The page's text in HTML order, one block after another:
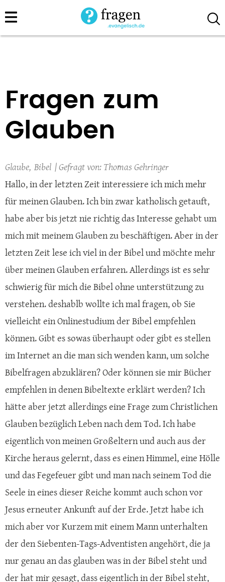
Direkt
zum
Fragen zum
Glauben
Glaube Bibel
Thomas Gehringer
Hallo, in der letzten Zeit interessiere ich mich mehr
für meinen Glauben. Ich bin zwar katholisch getauft,
habe aber bis jetzt nie richtig das Interesse gehabt um
mich mit meinem Glauben zu beschäftigen. Aber in der
letzten Zeit lese ich viel in der Bibel und möchte mehr
über meinen Glauben erfahren. Allerdings ist es sehr
schwierig für mich die Bibel ohne unterstützung zu
verstehen. deshablb wollte ich mal fragen, ob Sie
vielleicht ein Onlinestudium der Bibel empfehlen
können. Gibt es sowas überhaupt oder gibt es stellen
im Internet an die man sich wenden kann, um solche
Bibelfragen abzuklären? Oder können sie mir Bücher
empfehlen in denen Bibeltexte erklärt werden? Ich
hätte aber jetzt allerdings eine Frage zum Christlichen
Glauben bezüglich Leben nach dem Tod. Ich habe
eigentlich von meinen Großeltern und auch aus der
Kirche heraus gelernt, dass es einen Himmel, eine Hölle
und das Fegefeuer gibt und man nach seinem Tod die
Seele in eines dieser Reiche kommt auch schon vor
Jesus erneuter Ankunft auf der Erde. Jetzt habe ich
mich aber vor Kurzem mit einem Mann unterhalten
der den Siebenten-Tags-Adventisten angehört, die ja
nur genau an das glauben was in der Bibel steht und
der hat mir gesagt, dass eigentlich in der Bibel steht,